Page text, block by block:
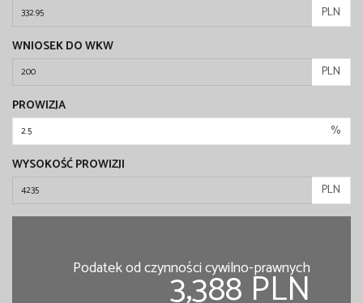
PLN
WNIOSEK DO WKW
PLN
PROWIZJA
%
WYSOKOŚĆ PROWIZJI
PLN
Podatek od czynności cywilno-prawnych
3,388 PLN